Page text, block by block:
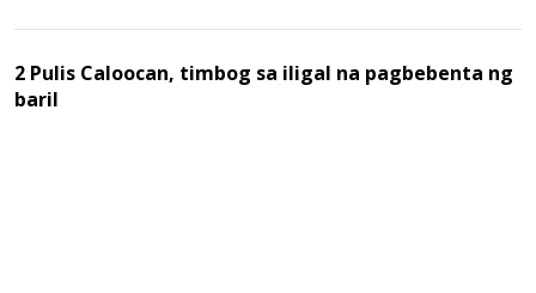
2 Pulis Caloocan, timbog sa iligal na pagbebenta ng
baril